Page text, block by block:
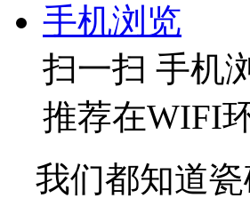
手机浏览
扫一扫 手机
推荐在WIFI
我们都知道